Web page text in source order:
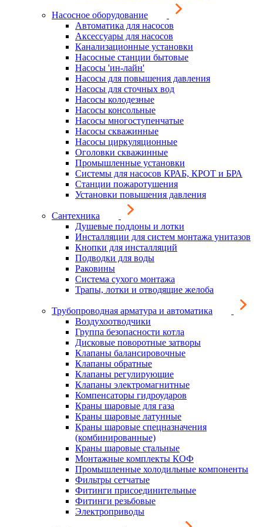
Насосное оборудование
Автоматика для насосов
Аксессуары для насосов
Канализационные установки
Насосные станции бытовые
Насосы 'ин-лайн'
Насосы для повышения давления
Насосы для сточных вод
Насосы колодезные
Насосы консольные
Насосы многоступенчатые
Насосы скважинные
Насосы циркуляционные
Оголовки скважинные
Промышленные установки
Системы для насосов КРАБ, КРОТ и БРА
Станции пожаротушения
Установки повышения давления
Сантехника
Душевые поддоны и лотки
Инсталляции для систем монтажа унитазов
Кнопки для инсталляций
Подводки для воды
Раковины
Система сухого монтажа
Трапы, лотки и отводящие желоба
Трубопроводная арматура и автоматика
Воздухоотводчики
Группа безопасности котла
Дисковые поворотные затворы
Клапаны балансировочные
Клапаны обратные
Клапаны регулирующие
Клапаны электромагнитные
Компенсаторы гидроударов
Краны шаровые для газа
Краны шаровые латунные
Краны шаровые спецназначения
(комбинированные)
Краны шаровые стальные
Монтажные комплекты КОФ
Промышленные холодильные компоненты
Фильтры сетчатые
Фитинги присоединительные
Фитинги резьбовые
Электроприводы